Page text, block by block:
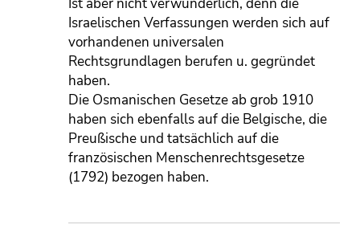
Israelischen Verfassungen werden sich auf
vorhandenen universalen
Rechtsgrundlagen berufen u. gegründet
haben.
Die Osmanischen Gesetze ab grob 1910
haben sich ebenfalls auf die Belgische, die
Preußische und tatsächlich auf die
französischen Menschenrechtsgesetze
(1792) bezogen haben.